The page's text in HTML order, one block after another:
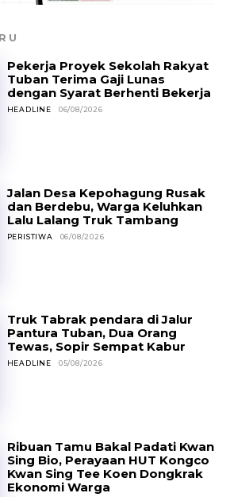
Pekerja Proyek Sekolah Rakyat
Tuban Terima Gaji Lunas
dengan Syarat Berhenti Bekerja
HEADLINE 06/08/2026
Jalan Desa Kepohagung Rusak
dan Berdebu, Warga Keluhkan
Lalu Lalang Truk Tambang
PERISTIWA 06/08/2026
Truk Tabrak pendara di Jalur
Pantura Tuban, Dua Orang
Tewas, Sopir Sempat Kabur
HEADLINE 05/08/2026
Ribuan Tamu Bakal Padati Kwan
Sing Bio, Perayaan HUT Kongco
Kwan Sing Tee Koen Dongkrak
Ekonomi Warga